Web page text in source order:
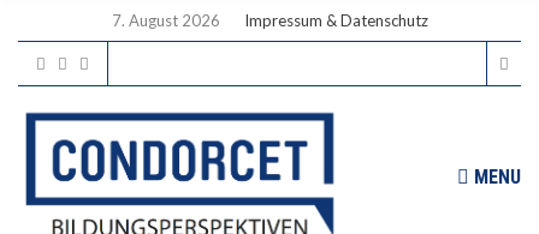
7. August 2026 Impressum & Datenschutz
MENU